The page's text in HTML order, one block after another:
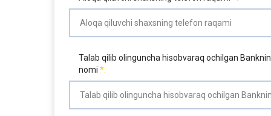
Talab qilib olinguncha hisobvaraq ochilgan
nomi